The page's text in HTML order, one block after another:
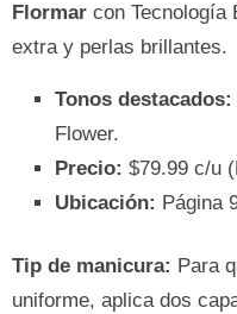
Flormar con Tecnología
extra y perlas brillantes.
Tonos destacados:
Flower.
Precio: $79.99 c/u
Ubicación: Página
Tip de manicura: Para
uniforme, aplica dos